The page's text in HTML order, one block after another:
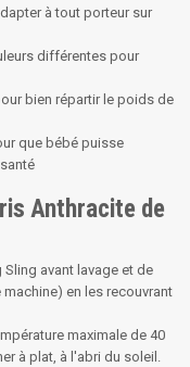
à tout porteur sur
différentes pour
bien répartir le poids de
que bébé puisse
Anthracite de
avant lavage et de
en les recouvrant
maximale de 40
à plat, à l'abri du soleil.